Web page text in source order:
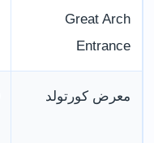
Great Arch
Entrance
معرض كورتولد